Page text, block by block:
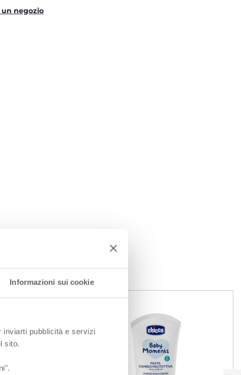
Informazioni sui cookie
inviarti pubblicità e servizi
sito.
un negozio